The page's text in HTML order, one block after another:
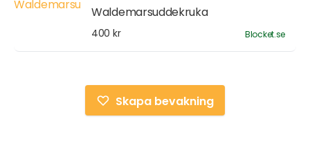
Waldemarsuddekruka
400 kr Blocket.se
Skapa bevakning